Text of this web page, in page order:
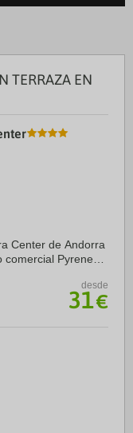
TERRAZA EN
Center de Andorra
Pyrenees
desde
31€